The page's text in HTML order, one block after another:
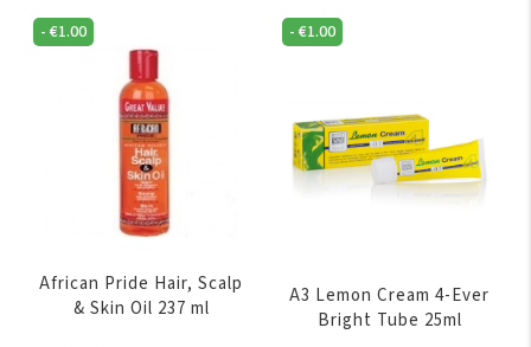
Lightening
400ml
aantal
Dermo
Brightening
aantal
-€1.00
African Pride Hair, Scalp
& Skin Oil 237 ml
-€1.00
A3 Lemon Cream 4-Ever
Bright Tube 25ml